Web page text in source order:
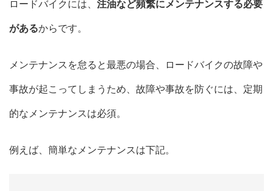
ロードバイクには、 注油など頻繁にメンテナンスする必要
があるからです。
メンテナンスを怠ると最悪の場合、ロードバイクの故障や
事故が起こってしまうため、故障や事故を防ぐには、定期
的なメンテナンスは必須。
例えば、簡単なメンテナンスは下記。